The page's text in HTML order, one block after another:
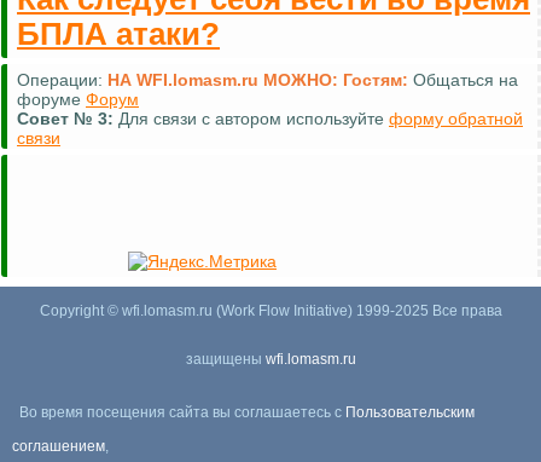
БПЛА атаки?
Операции: НА WFI.lomasm.ru МОЖНО: Гостям: Править
описание изображений (почти везде)
Совет № 4: Вы можете добавлять свои материалы в разделе
пользовательское
Copyright © wfi.lomasm.ru (Work Flow Initiative) 1999-2025 Все права
защищены wfi.lomasm.ru
Во время посещения сайта вы соглашаетесь с Пользовательским
соглашением,